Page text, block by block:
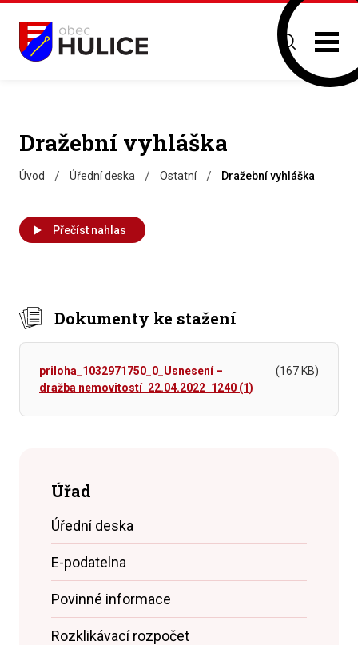
Dražební vyhláška
Úvod / Úřední deska / Ostatní / Dražební vyhláška
Přečíst nahlas
Dokumenty ke stažení
priloha_1032971750_0_Usnesení –
dražba nemovitostí_22.04.2022_1240 (1)
(167 KB)
Úřad
Úřední deska
E-podatelna
Povinné informace
Rozklikávací rozpočet